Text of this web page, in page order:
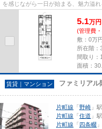
を感じながら一日が始まる、魅力溢
らです。大東市エリアと片町線...
5.1万円
(管理費
敷：0万
所在階：
間取り：
面積：
賃貸｜マンション ファミリアル
片町線 「 野崎 」
片町線 「 住道 」
片町線 「 四条畷